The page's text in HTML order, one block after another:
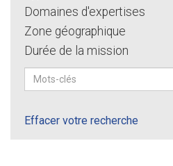
Domaines d'expertises
Zone géographique
Durée de la mission
Effacer votre recherche